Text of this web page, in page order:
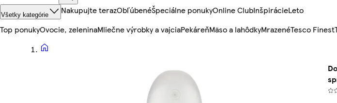
Všetky kategórie Nakupujte terazObľúbenéŠpeciálne ponukyOnline ClubInšpirácieLeto
Top ponukyOvocie, zeleninaMliečne výrobky a vajciaPekáreňMäso a lahôdkyMrazenéTesco Finest